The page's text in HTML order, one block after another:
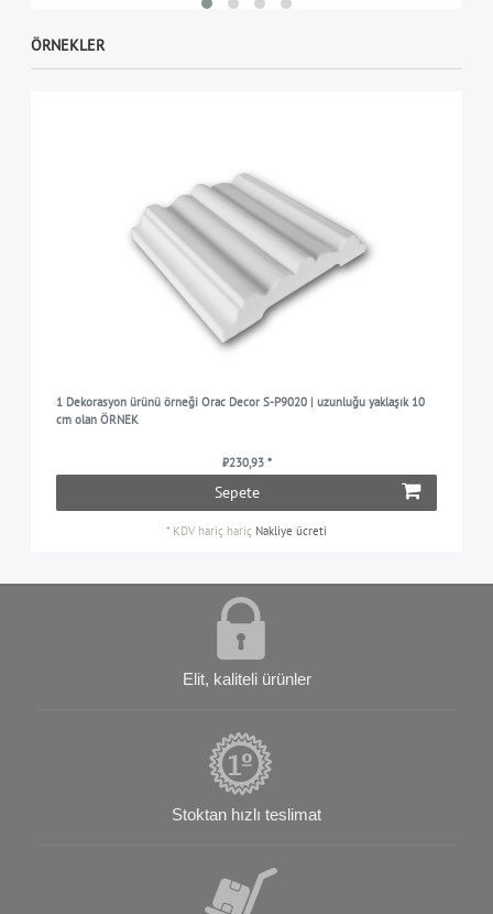
ÖRNEKLER
1 Dekorasyon ürünü örneği Orac Decor S-P9020 | uzunluğu yaklaşık 10
cm olan ÖRNEK
₺230,93 *
Sepete
* KDV hariç hariç Nakliye ücreti
Elit, kaliteli ürünler
Stoktan hızlı teslimat